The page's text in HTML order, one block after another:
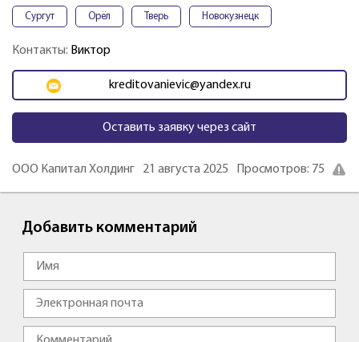
Сургут Орёл Тверь Новокузнецк
Контакты: Виктор
kreditovanievic@yandex.ru
Оставить заявку через сайт
ООО Капитал Холдинг 21 августа 2025 Просмотров: 75
Добавить комментарий